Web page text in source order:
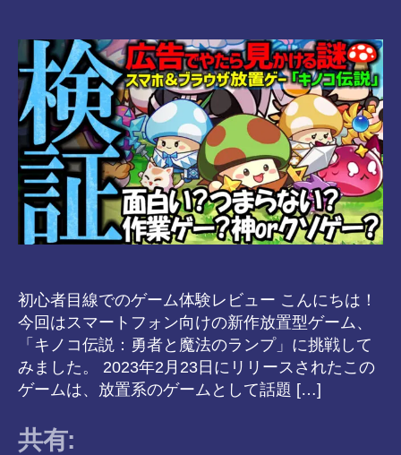
8-
vr
初心者目線でのゲーム体験レビュー こんにちは！
今回はスマートフォン向けの新作放置型ゲーム、
「キノコ伝説：勇者と魔法のランプ」に挑戦して
みました。 2023年2月23日にリリースされたこの
ゲームは、放置系のゲームとして話題 […]
共有: